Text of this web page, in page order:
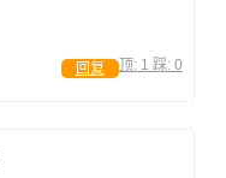
顶: 1 踩: 0
回复